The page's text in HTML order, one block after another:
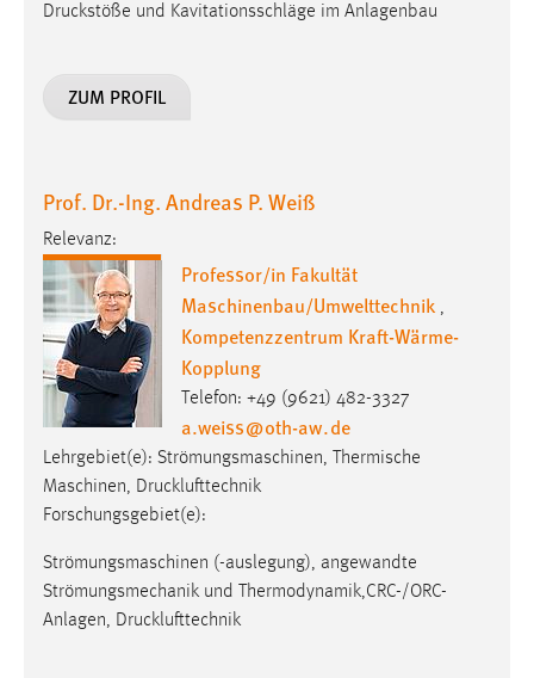
Druckstöße und Kavitationsschläge im Anlagenbau
ZUM PROFIL
Prof. Dr.-Ing. Andreas P. Weiß
Relevanz:
Professor/in Fakultät
Maschinenbau/Umwelttechnik ,
Kompetenzzentrum Kraft-Wärme-
Kopplung
Telefon: +49 (9621) 482-3327
a.weiss@oth-aw.de
Lehrgebiet(e): Strömungsmaschinen, Thermische
Maschinen, Drucklufttechnik
Forschungsgebiet(e):
Strömungsmaschinen (-auslegung), angewandte
Strömungsmechanik und Thermodynamik,CRC-/ORC-
Anlagen, Drucklufttechnik
site-language-preference
Name:
MibewSessionID, MIBEW_UserID, mibew_locale, mibew-
chat-frame-style-5e9dbeb1811c0446
Zweck:
Wird benötigt um die Chatfunktion nutzen zu können.
Cookie Laufzeit:
MibewSessionID, mibew-chat-frame-style-
5e9dbeb1811c0446 = Sitzungslaufzeit, mibew_locale = 3
Jahre, MIBEW_UserID = 1 Jahr
Login
Name: